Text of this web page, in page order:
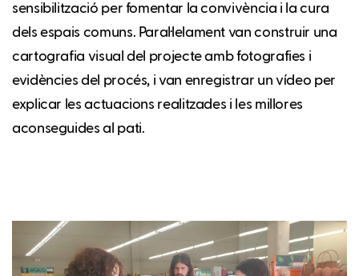
sensibilització per fomentar la convivència i la cura
dels espais comuns. Paral·lelament van construir una
cartografia visual del projecte amb fotografies i
evidències del procés, i van enregistrar un vídeo per
explicar les actuacions realitzades i les millores
aconseguides al pati.